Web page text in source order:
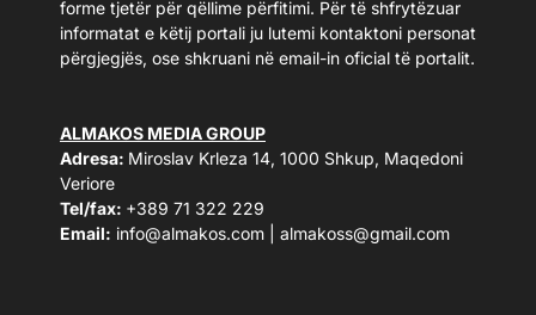
forme tjetër për qëllime përfitimi. Për të shfrytëzuar
informatat e këtij portali ju lutemi kontaktoni personat
përgjegjës, ose shkruani në email-in oficial të portalit.
ALMAKOS MEDIA GROUP
Adresa: Miroslav Krleza 14, 1000 Shkup, Maqedoni
Veriore
Tel/fax: +389 71 322 229
Email: info@almakos.com almakoss@gmail.com